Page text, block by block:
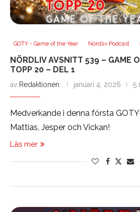
GOTY - Game of the Year Nördliv Podcast
NÖRDLIV AVSNITT 539 – GAME
TOPP 20 – DEL 1
av Redaktionen januari 4, 2026 5
Medverkande i denna första
Mattias, Jesper och Vickan!
Läs mer